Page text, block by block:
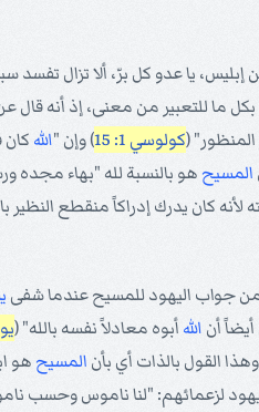
يا عدو كل برّ، ألا تزال تفسد
بكل ما للتعبير من معنى، إذ أنه قال
المنظور" (كولوسي 1: 15 ) وإن "الله
المسيح هو بالنسبة لله "بهاء مجده
كان يدرك إدراكاً منقطع النظير
من جواب اليهود للمسيح عندما شفى
أن الله أبوه معادلاً نفسه بالله" (
القول بالذات أي بأن المسيح هو
لزعمائهم: "لنا ناموس وحسب